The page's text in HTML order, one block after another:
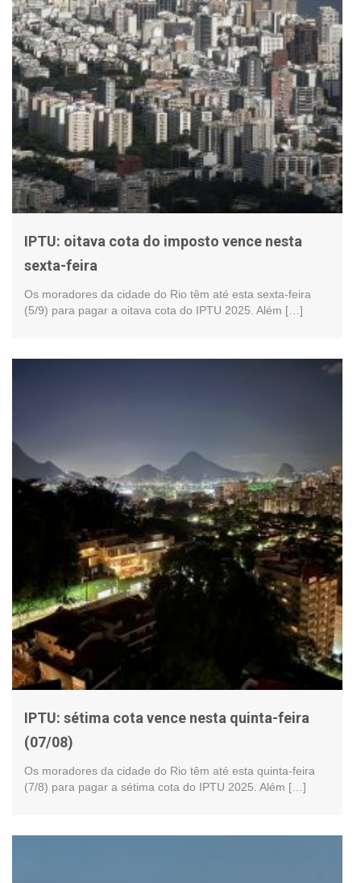
IPTU: oitava cota do imposto vence nesta
sexta-feira
Os moradores da cidade do Rio têm até esta sexta-feira
(5/9) para pagar a oitava cota do IPTU 2025. Além […]
IPTU: sétima cota vence nesta quinta-feira
(07/08)
Os moradores da cidade do Rio têm até esta quinta-feira
(7/8) para pagar a sétima cota do IPTU 2025. Além […]